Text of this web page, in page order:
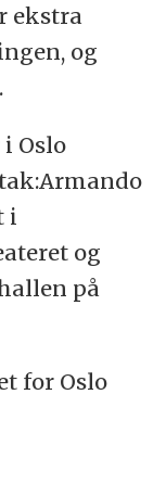
ekstra
og
Oslo
i
og
på
for Oslo